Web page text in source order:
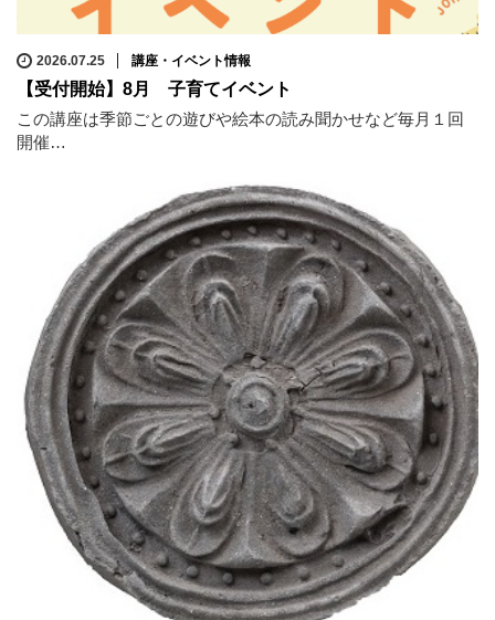
2026.07.25 講座・イベント情報
【受付開始】8月 子育てイベント
この講座は季節ごとの遊びや絵本の読み聞かせなど毎月１回
開催…